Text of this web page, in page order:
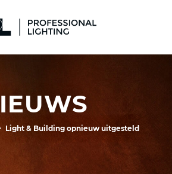
Light & Building opnieuw uitgesteld